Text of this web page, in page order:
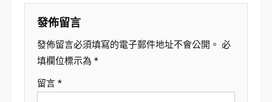
覽
發佈留言
發佈留言必須填寫的電子郵件地址不會公開。 必
填欄位標示為 *
留言 *